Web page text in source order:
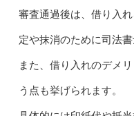
審査通過後は、借り入
定や抹消のために司法
また、借り入れのデメ
う点も挙げられます。